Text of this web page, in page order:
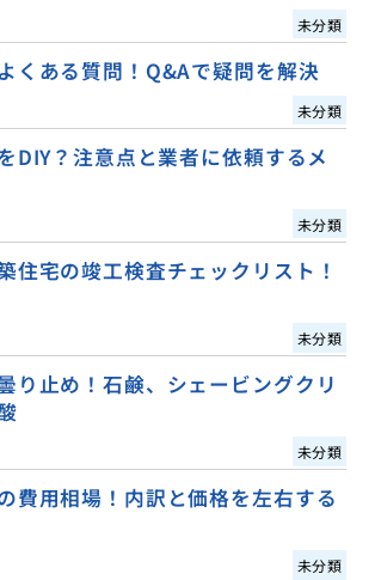
未分類
くある質問！Q&Aで疑問を解決
未分類
DIY？注意点と業者に依頼するメ
未分類
住宅の竣工検査チェックリスト！
未分類
り止め！石鹸、シェービングクリ
未分類
費用相場！内訳と価格を左右する
未分類